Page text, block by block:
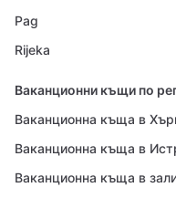
Pag
Rijeka
Ваканционни къщи по
Ваканционна къща в
Ваканционна къща в
Ваканционна къща в